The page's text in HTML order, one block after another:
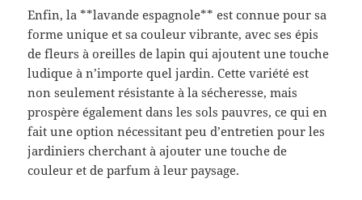
Enfin, la **lavande espagnole** est connue pour sa
forme unique et sa couleur vibrante, avec ses épis
de fleurs à oreilles de lapin qui ajoutent une touche
ludique à n’importe quel jardin. Cette variété est
non seulement résistante à la sécheresse, mais
prospère également dans les sols pauvres, ce qui en
fait une option nécessitant peu d’entretien pour les
jardiniers cherchant à ajouter une touche de
couleur et de parfum à leur paysage.